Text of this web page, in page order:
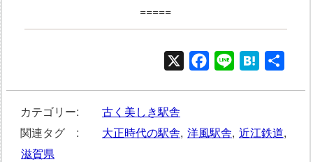
=====
Facebook
Line Hatena
カテゴリー:
古く美しき駅舎
関連タグ :
大正時代の駅舎, 洋風駅舎, 近江鉄道,
滋賀県